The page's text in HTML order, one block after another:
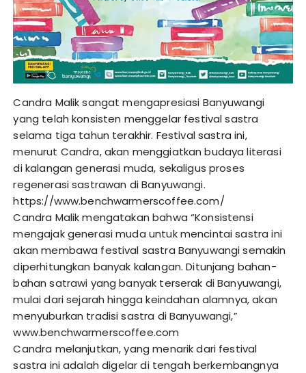
Candra Malik sangat mengapresiasi Banyuwangi
yang telah konsisten menggelar festival sastra
selama tiga tahun terakhir. Festival sastra ini,
menurut Candra, akan menggiatkan budaya literasi
di kalangan generasi muda, sekaligus proses
regenerasi sastrawan di Banyuwangi.
https://www.benchwarmerscoffee.com/
Candra Malik mengatakan bahwa “Konsistensi
mengajak generasi muda untuk mencintai sastra ini
akan membawa festival sastra Banyuwangi semakin
diperhitungkan banyak kalangan. Ditunjang bahan-
bahan satrawi yang banyak terserak di Banyuwangi,
mulai dari sejarah hingga keindahan alamnya, akan
menyuburkan tradisi sastra di Banyuwangi,”
www.benchwarmerscoffee.com
Candra melanjutkan, yang menarik dari festival
sastra ini adalah digelar di tengah berkembangnya